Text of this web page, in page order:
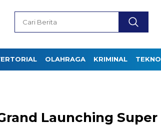
OLAHRAGA KRIMINAL TEKNO
Launching Super